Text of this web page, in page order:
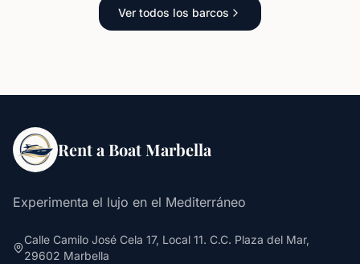
Ver todos los barcos
Rent a Boat Marbella
Experimenta el lujo en el Mediterráneo
Calle Camilo José Cela 17, Local 11. C.C. Plaza del Mar,
29602 Marbella